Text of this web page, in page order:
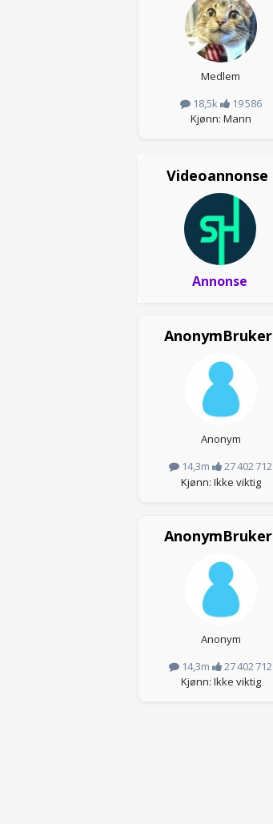
Medlem
18,5k
19 586
Kjønn: Mann
Videoannonse
Annonse
AnonymBruker
Anonym
14,3m
27 402 712
Kjønn: Ikke viktig
AnonymBruker
Anonym
14,3m
27 402 712
Kjønn: Ikke viktig